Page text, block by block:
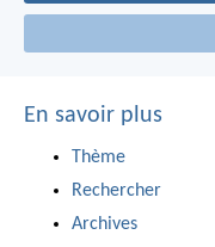
En savoir plus
Thème
Rechercher
Archives